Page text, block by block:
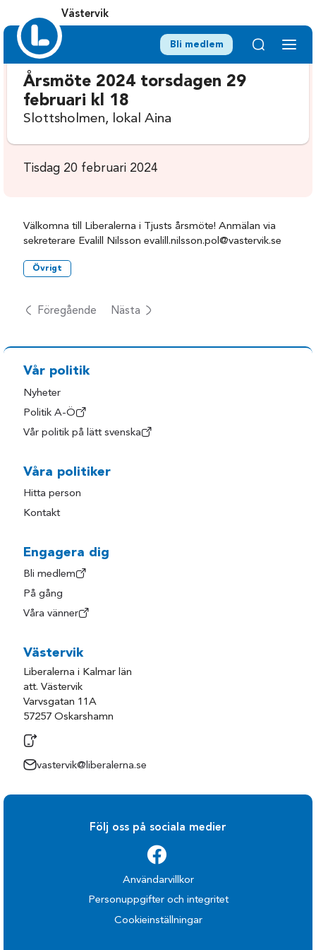
Västervik
Bli medlem
Årsmöte 2024 torsdagen 29
februari kl 18
Slottsholmen, lokal Aina
Tisdag 20 februari 2024
Välkomna till Liberalerna i Tjusts årsmöte! Anmälan via
sekreterare Evalill Nilsson evalill.nilsson.pol@vastervik.se
Övrigt
Föregående Nästa
Vår politik
Nyheter
Politik A-Ö
Vår politik på lätt svenska
Våra politiker
Hitta person
Kontakt
Engagera dig
Bli medlem
På gång
Våra vänner
Västervik
Liberalerna i Kalmar län
att. Västervik
Varvsgatan 11A
57257 Oskarshamn
vastervik@liberalerna.se
Följ oss på sociala medier
Användarvillkor
Personuppgifter och integritet
Cookieinställningar